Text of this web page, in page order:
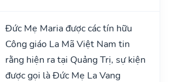
Đức Mẹ Maria được các tín hữu
Công giáo La Mã Việt Nam tin
rằng hiện ra tại Quảng Trị, sự kiện
được gọi là Đức Mẹ La Vang